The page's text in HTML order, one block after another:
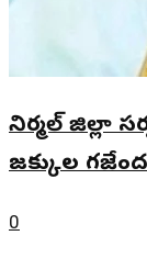
నిర్మల్ జిల్లా
జక్కుల
0